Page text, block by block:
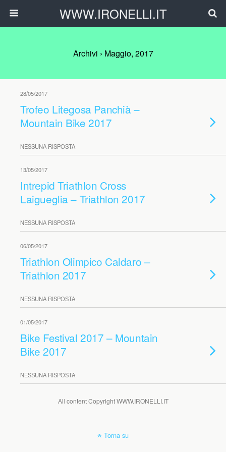
WWW.IRONELLI.IT
Archivi › Maggio, 2017
28/05/2017
Trofeo Litegosa Panchià –
Mountain Bike 2017
NESSUNA RISPOSTA
13/05/2017
Intrepid Triathlon Cross
Laigueglia – Triathlon 2017
NESSUNA RISPOSTA
06/05/2017
Triathlon Olimpico Caldaro –
Triathlon 2017
NESSUNA RISPOSTA
01/05/2017
Bike Festival 2017 – Mountain
Bike 2017
NESSUNA RISPOSTA
All content Copyright WWW.IRONELLI.IT
Torna su